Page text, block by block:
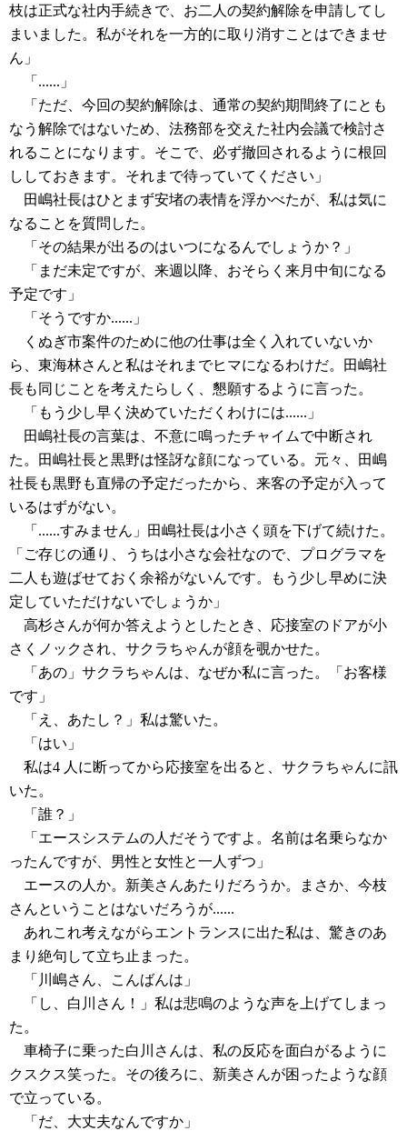
枝は正式な社内手続きで、お二人の契約解除を申請してし
まいました。私がそれを一方的に取り消すことはできませ
ん」
「......」
「ただ、今回の契約解除は、通常の契約期間終了にとも
なう解除ではないため、法務部を交えた社内会議で検討さ
れることになります。そこで、必ず撤回されるように根回
ししておきます。それまで待っていてください」
田嶋社長はひとまず安堵の表情を浮かべたが、私は気に
なることを質問した。
「その結果が出るのはいつになるんでしょうか？」
「まだ未定ですが、来週以降、おそらく来月中旬になる
予定です」
「そうですか......」
くぬぎ市案件のために他の仕事は全く入れていないか
ら、東海林さんと私はそれまでヒマになるわけだ。田嶋社
長も同じことを考えたらしく、懇願するように言った。
「もう少し早く決めていただくわけには......」
田嶋社長の言葉は、不意に鳴ったチャイムで中断され
た。田嶋社長と黒野は怪訝な顔になっている。元々、田嶋
社長も黒野も直帰の予定だったから、来客の予定が入って
いるはずがない。
「......すみません」田嶋社長は小さく頭を下げて続けた。
「ご存じの通り、うちは小さな会社なので、プログラマを
二人も遊ばせておく余裕がないんです。もう少し早めに決
定していただけないでしょうか」
高杉さんが何か答えようとしたとき、応接室のドアが小
さくノックされ、サクラちゃんが顔を覗かせた。
「あの」サクラちゃんは、なぜか私に言った。「お客様
です」
「え、あたし？」私は驚いた。
「はい」
私は4 人に断ってから応接室を出ると、サクラちゃんに訊
いた。
「誰？」
「エースシステムの人だそうですよ。名前は名乗らなか
ったんですが、男性と女性と一人ずつ」
エースの人か。新美さんあたりだろうか。まさか、今枝
さんということはないだろうが......
あれこれ考えながらエントランスに出た私は、驚きのあ
まり絶句して立ち止まった。
「川嶋さん、こんばんは」
「し、白川さん！」私は悲鳴のような声を上げてしまっ
た。
車椅子に乗った白川さんは、私の反応を面白がるように
クスクス笑った。その後ろに、新美さんが困ったような顔
で立っている。
「だ、大丈夫なんですか」